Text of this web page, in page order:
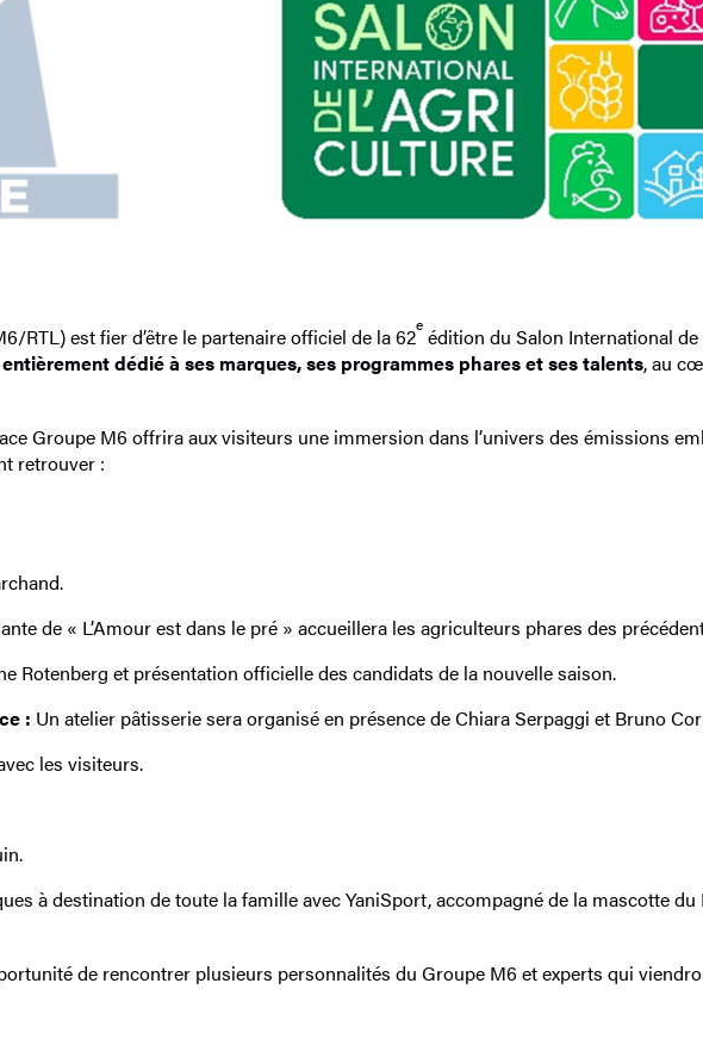
RTL) est fier d’être le partenaire officiel de la 62e édition du Salon International
dédié à ses marques, ses programmes phares et ses talents, au
Groupe M6 offrira aux visiteurs une immersion dans l’univers des émissions
retrouver :
de « L’Amour est dans le pré » accueillera les agriculteurs phares des
Rotenberg et présentation officielle des candidats de la nouvelle saison.
: Un atelier pâtisserie sera organisé en présence de Chiara Serpaggi et Bruno
les visiteurs.
à destination de toute la famille avec YaniSport, accompagné de la mascotte
de rencontrer plusieurs personnalités du Groupe M6 et experts qui